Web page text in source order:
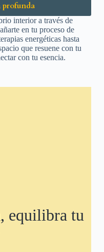
profunda
interior a través de
en tu proceso de
energéticas hasta
que resuene con tu
con tu esencia.
equilibra tu